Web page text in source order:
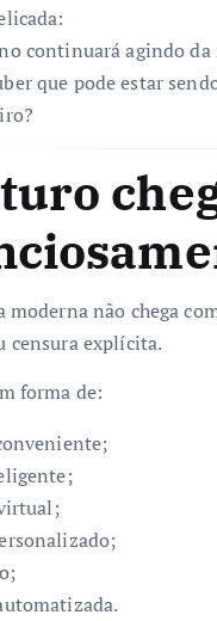
continuará agindo da
que pode estar
não chega
censura explícita.
forma de: